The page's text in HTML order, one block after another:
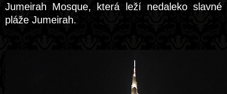
Jumeirah Mosque, která leží nedaleko slavné
pláže Jumeirah.